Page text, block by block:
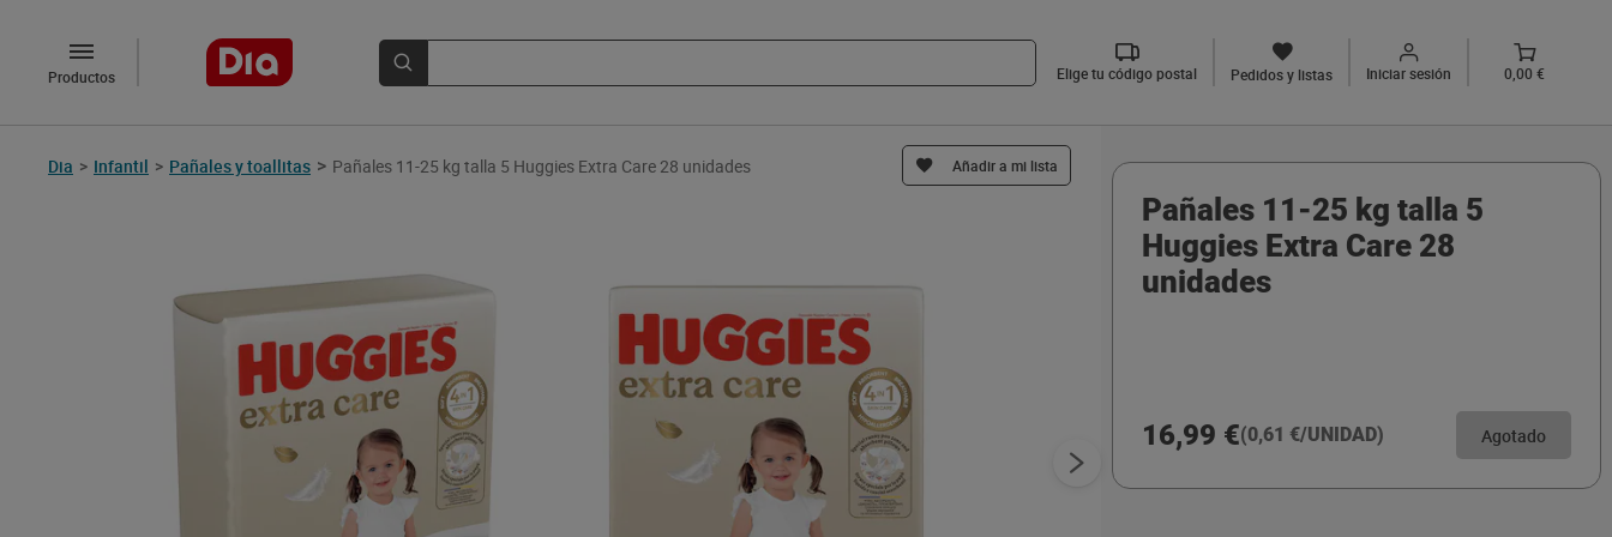
Productos Elige tu código postal Pedidos y listas Iniciar sesión 0,00 €
Dia > Infantil > Pañales y toallitas > Pañales 11-25 kg talla 5 Huggies Extra Care 28 unidades Añadir a mi lista
Pañales 11-25 kg talla 5
Huggies Extra Care 28
unidades
16,99 €(0,61 €/UNIDAD) Agotado